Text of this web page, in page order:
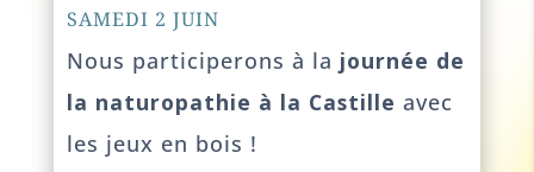
SAMEDI 2 JUIN
Nous participerons à la journée de
la naturopathie à la Castille avec
les jeux en bois !